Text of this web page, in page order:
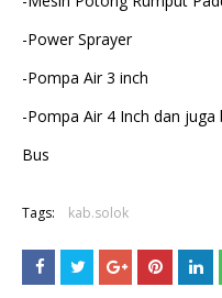
-Power Sprayer
-Pompa Air 3 inch
-Pompa Air 4 Inch dan
Bus
Tags: kab.solok